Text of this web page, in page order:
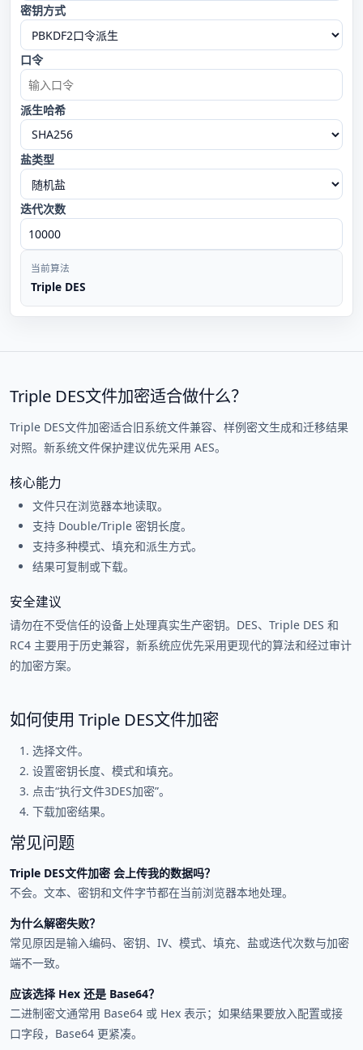
密钥方式
口令
派生哈希
盐类型
迭代次数
当前算法
Triple DES
Triple DES文件加密适合做什么？
Triple DES文件加密适合旧系统文件兼容、样例密文生成和迁移结果
对照。新系统文件保护建议优先采用 AES。
核心能力
文件只在浏览器本地读取。
支持 Double/Triple 密钥长度。
支持多种模式、填充和派生方式。
结果可复制或下载。
安全建议
请勿在不受信任的设备上处理真实生产密钥。DES、Triple DES 和
RC4 主要用于历史兼容，新系统应优先采用更现代的算法和经过审计
的加密方案。
如何使用 Triple DES文件加密
选择文件。
设置密钥长度、模式和填充。
点击“执行文件3DES加密”。
下载加密结果。
常见问题
Triple DES文件加密 会上传我的数据吗？
不会。文本、密钥和文件字节都在当前浏览器本地处理。
为什么解密失败？
常见原因是输入编码、密钥、IV、模式、填充、盐或迭代次数与加密
端不一致。
应该选择 Hex 还是 Base64？
二进制密文通常用 Base64 或 Hex 表示；如果结果要放入配置或接
口字段，Base64 更紧凑。